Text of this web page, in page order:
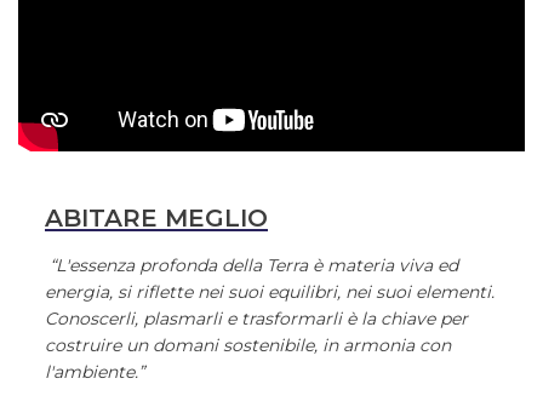
ABITARE MEGLIO
“L'essenza profonda della Terra è materia viva ed
energia, si riflette nei suoi equilibri, nei suoi elementi.
Conoscerli, plasmarli e trasformarli è la chiave per
costruire un domani sostenibile, in armonia con
l'ambiente.”